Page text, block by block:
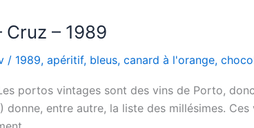
– 1989
/ 1989, apéritif, bleus, canard à l'orange,
portos vintages sont des vins de Porto,
donne, entre autre, la liste des millésimes.